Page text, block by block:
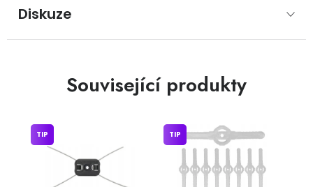
Diskuze
Související produkty
TIP TIP